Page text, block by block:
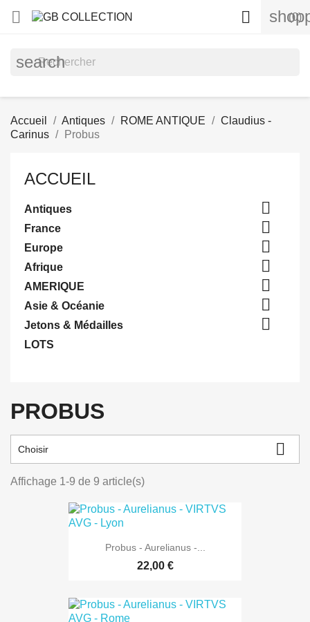
 (0)

search
Accueil Antiques ROME ANTIQUE
Claudius -
Carinus
Probus
ACCUEIL
Antiques 
France 
Europe 
Afrique 
AMERIQUE 
Asie & Océanie 
Jetons & Médailles 
LOTS
PROBUS
Choisir 
Affichage 1-9 de 9 article(s)
Probus - Aurelianus -...
22,00 €